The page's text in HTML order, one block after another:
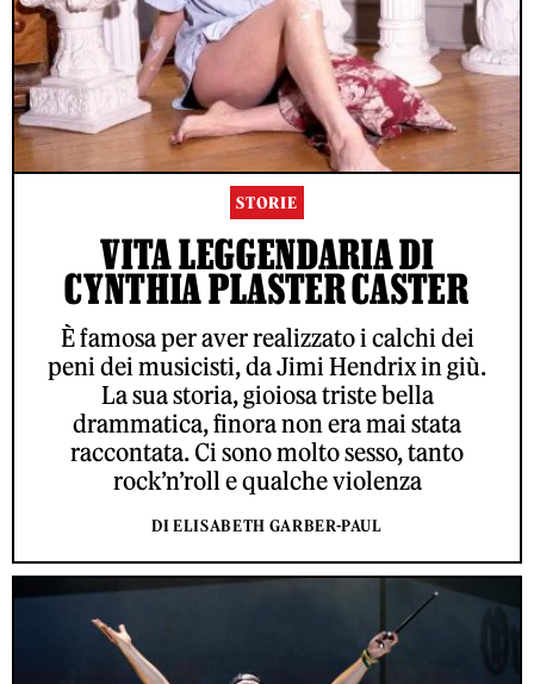
STORIE
VITA LEGGENDARIA DI
CYNTHIA PLASTER CASTER
È famosa per aver realizzato i calchi dei
peni dei musicisti, da Jimi Hendrix in giù.
La sua storia, gioiosa triste bella
drammatica, finora non era mai stata
raccontata. Ci sono molto sesso, tanto
rock’n’roll e qualche violenza
DI ELISABETH GARBER-PAUL